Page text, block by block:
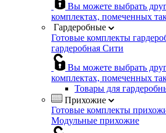
Вы можете выбрать
комплектах, помеченных
Гардеробные
Готовые комплекты
гардеробная Сити
Вы можете выбрать
комплектах, помеченных
Товары для
Прихожие
Готовые комплекты
Модульные прихожие